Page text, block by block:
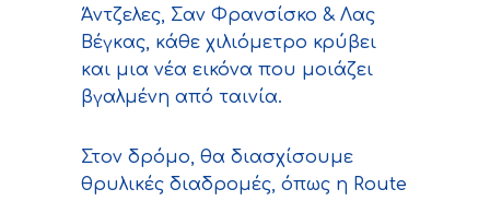
Άντζελες, Σαν Φρανσίσκο & Λας
Βέγκας, κάθε χιλιόμετρο κρύβει
και μια νέα εικόνα που μοιάζει
βγαλμένη από ταινία.
Στον δρόμο, θα διασχίσουμε
θρυλικές διαδρομές, όπως η Route